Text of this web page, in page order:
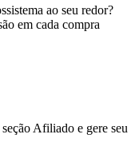
ao seu redor?
em cada compra
Afiliado e gere seu